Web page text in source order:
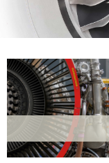
Bewerbungstipps